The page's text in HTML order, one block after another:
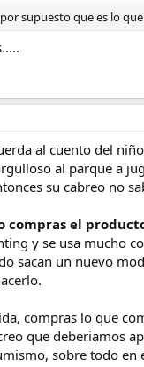
supuesto que es lo
al cuento del
al parque a
su cabreo no
compras el
y se usa mucho
sacan un nuevo
compras lo que
que deberiamos
sobre todo